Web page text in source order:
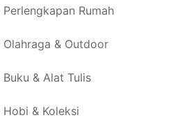
Perlengkapan Rumah
Olahraga & Outdoor
Buku & Alat Tulis
Hobi & Koleksi